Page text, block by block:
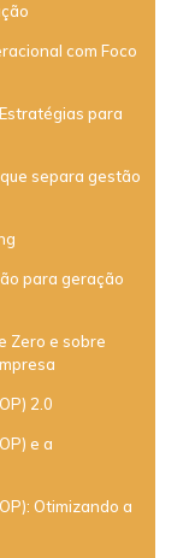
com Foco
para
separa gestão
para geração
Zero e sobre
2.0
e a
Otimizando a